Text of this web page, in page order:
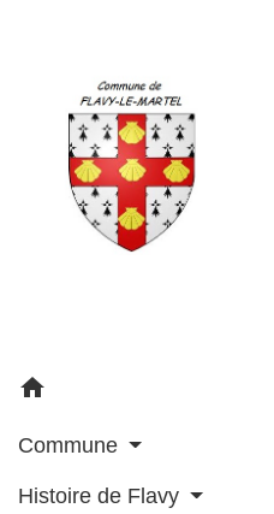
home
Commune
Histoire de Flavy